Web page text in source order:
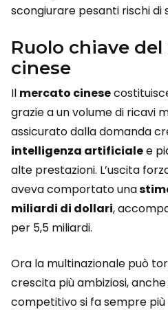
scongiurare pesanti rischi di
Ruolo chiave
cinese
Il mercato cinese
grazie a un volume di ricavi
assicurato dalla domanda
intelligenza artificialee
alte prestazioni. L’uscita
aveva comportato una
miliardi di dollari,
per 5,5 miliardi.
Ora la multinazionale può
crescita più ambiziosi,
competitivo si fa sempre